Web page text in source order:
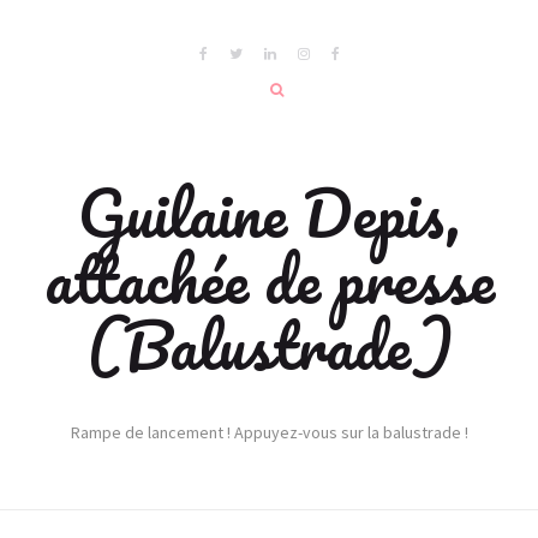
Guilaine Depis,
attachée de presse
(Balustrade)
Rampe de lancement ! Appuyez-vous sur la balustrade !